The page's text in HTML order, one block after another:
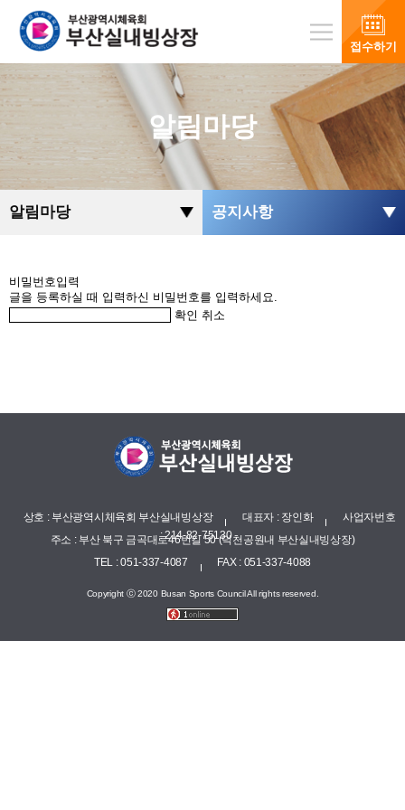
접수하기
알림마당
알림마당 공지사항
비밀번호입력
글을 등록하실 때 입력하신 비밀번호를 입력하세요.
확인 취소
상호 : 부산광역시체육회 부산실내빙상장 대표자 : 장인화
사업자번호
: 214-82-75130
주소 : 부산 북구 금곡대로46번길 50 (덕천공원내 부산실내빙상장)
TEL : 051-337-4087
FAX : 051-337-4088
Copyright ⓒ 2020 Busan Sports Council All rights reserved.